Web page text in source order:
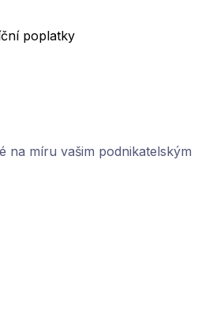
poplatky
na míru vašim podnikatelským